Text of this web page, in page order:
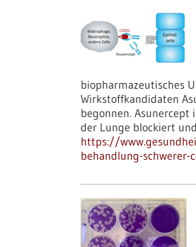
biopharmazeutisches
Wirkstoffkandidaten
begonnen. Asunercept
der Lunge blockiert
https://
behandlung-schwerer-